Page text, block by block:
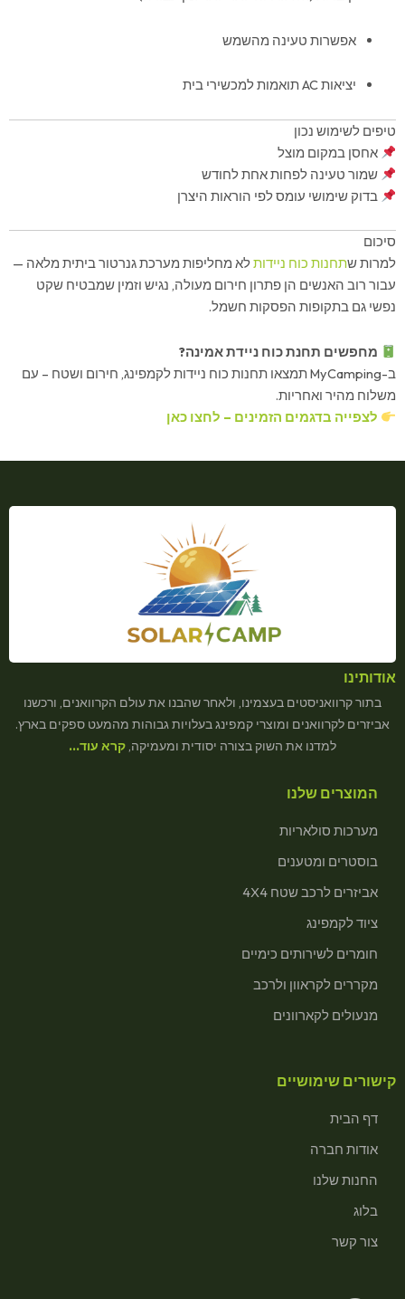
אפשרות טעינה מהשמש
יציאות AC תואמות למכשירי בית
טיפים לשימוש נכון
אחסן במקום מוצל
שמור טעינה לפחות אחת לחודש
בדוק שימושי עומס לפי הוראות היצרן
סיכום
למרות שתחנות כוח ניידותלא מחליפות מערכת גנרטור ביתית מלאה —
עבור רוב האנשים הן פתרון חירום מעולה, נגיש וזמין שמבטיח שקט
נפשי גם בתקופות הפסקות חשמל.
מחפשים תחנת כוח ניידת אמינה?
ב-MyCamping תמצאו תחנות כוח ניידות לקמפינג, חירום ושטח – עם
משלוח מהיר ואחריות.
לצפייה בדגמים הזמינים – לחצו כאן
אודותינו
בתור קרוואניסטים בעצמינו, ולאחר שהבנו את עולם הקרוואנים, ורכשנו
אביזרים לקרוואנים ומוצרי קמפינג בעלויות גבוהות מהמעט ספקים בארץ.
למדנו את השוק בצורה יסודית ומעמיקה, קרא עוד…
המוצרים שלנו
מערכות סולאריות
בוסטרים ומטענים
אביזרים לרכב שטח 4X4
ציוד לקמפינג
חומרים לשירותים כימיים
מקררים לקראוון ולרכב
מנעולים לקארוונים
קישורים שימושיים
דף הבית
אודות חברה
החנות שלנו
בלוג
צור קשר